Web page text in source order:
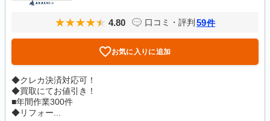
4.80 口コミ・評判 59件
お気に入りに追加
◆クレカ決済対応可！
◆買取にてお値引き！
■年間作業300件
◆リフォー...